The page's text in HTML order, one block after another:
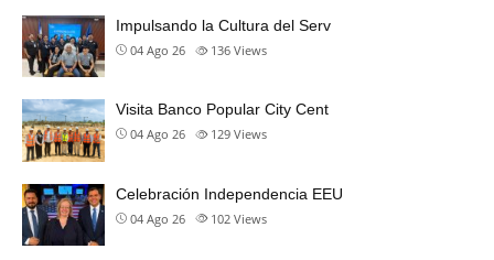
Impulsando la Cultura del Serv
04 Ago 26 136 Views
Visita Banco Popular City Cent
04 Ago 26 129 Views
Celebración Independencia EEU
04 Ago 26 102 Views